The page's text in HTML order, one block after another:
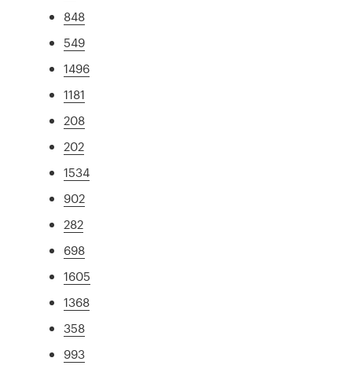
848
549
1496
1181
208
202
1534
902
282
698
1605
1368
358
993